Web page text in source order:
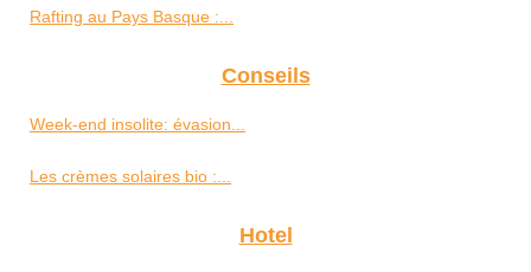
Rafting au Pays Basque :...
Conseils
Week-end insolite: évasion...
Les crèmes solaires bio :...
Hotel